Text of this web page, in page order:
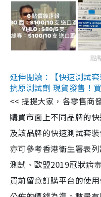
點
延伸閱讀：【快速測試
抗原測試劑 現貨發售！
<< 提提大家，各零售商
購買市面上不同品牌的
及該品牌的快速測試套
亦可參考香港衞生署表
測試、歐盟2019冠狀病
買前留意訂購平台的使